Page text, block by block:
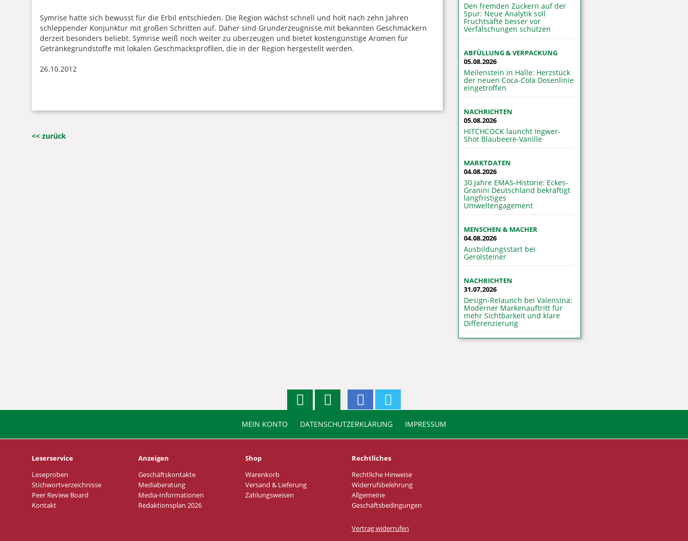
Symrise hatte sich bewusst für die Erbil entschieden. Die Region wächst schnell und holt nach zehn Jahren
schleppender Konjunktur mit großen Schritten auf. Daher sind Grunderzeugnisse mit bekannten Geschmäckern
derzeit besonders beliebt. Symrise weiß noch weiter zu überzeugen und bietet kostengünstige Aromen für
Getränkegrundstoffe mit lokalen Geschmacksprofilen, die in der Region hergestellt werden.
26.10.2012
<< zurück
Den fremden Zuckern auf der
Spur: Neue Analytik soll
Fruchtsäfte besser vor
Verfälschungen schützen
ABFÜLLUNG & VERPACKUNG
05.08.2026
Meilenstein in Halle: Herzstück
der neuen Coca-Cola Dosenlinie
eingetroffen
NACHRICHTEN
05.08.2026
HITCHCOCK launcht Ingwer-
Shot Blaubeere-Vanille
MARKTDATEN
04.08.2026
30 Jahre EMAS-Historie: Eckes-
Granini Deutschland bekräftigt
langfristiges
Umweltengagement
MENSCHEN & MACHER
04.08.2026
Ausbildungsstart bei
Gerolsteiner
NACHRICHTEN
31.07.2026
Design-Relaunch bei Valensina:
Moderner Markenauftritt für
mehr Sichtbarkeit und klare
Differenzierung
MEIN KONTO DATENSCHUTZERKLÄRUNG IMPRESSUM
Leserservice
Leseproben
Stichwortverzeichnisse
Peer Review Board
Kontakt
Anzeigen
Geschäftskontakte
Mediaberatung
Media-Informationen
Redaktionsplan 2026
Shop
Warenkorb
Versand & Lieferung
Zahlungsweisen
Rechtliches
Rechtliche Hinweise
Widerrufsbelehrung
Allgemeine
Geschäftsbedingungen
Vertrag widerrufen